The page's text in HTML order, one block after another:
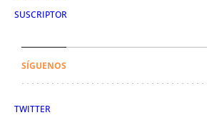
SUSCRIPTOR
SÍGUENOS
TWITTER